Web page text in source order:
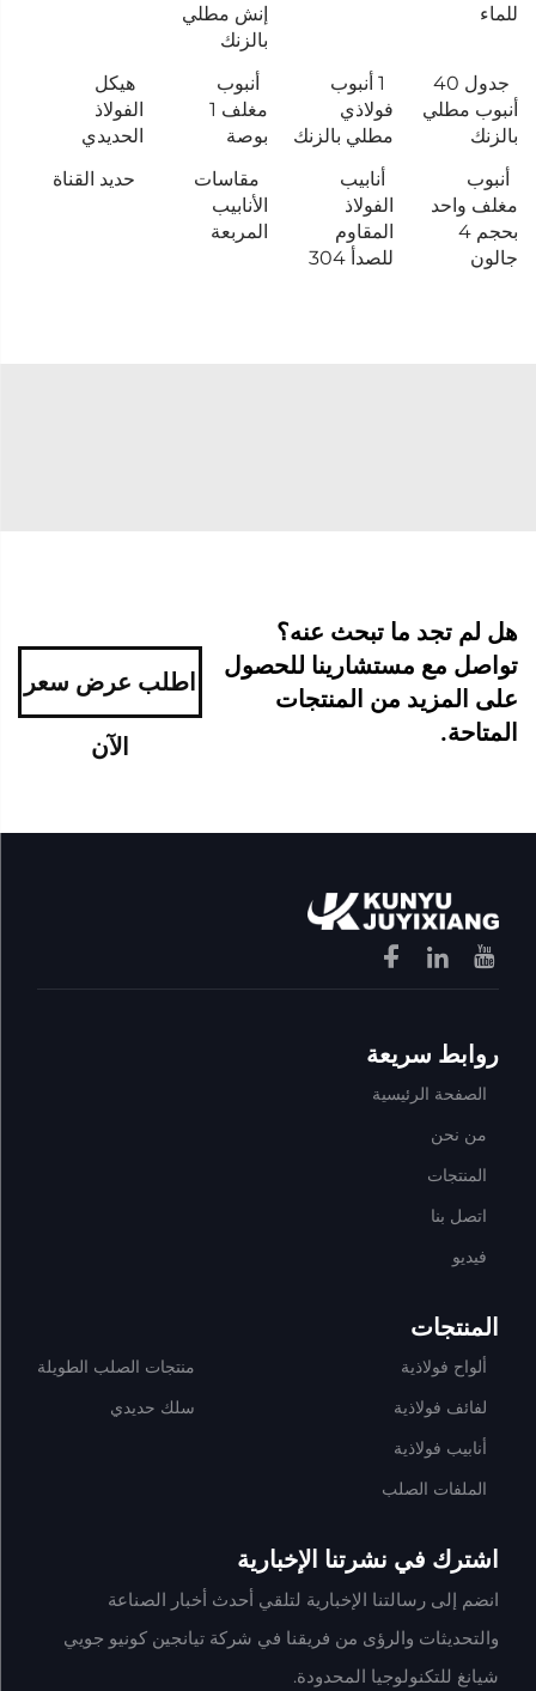
للماء
إنش مطلي
بالزنك
جدول 40
أنبوب مطلي
بالزنك
1 أنبوب
فولاذي
مطلي بالزنك
أنبوب
مغلف 1
بوصة
هيكل
الفولاذ
الحديدي
أنبوب
مغلف واحد
بحجم 4
جالون
أنابيب
الفولاذ
المقاوم
للصدأ 304
مقاسات
الأنابيب
المربعة
حديد القناة
هل لم تجد ما تبحث عنه؟
تواصل مع مستشارينا للحصول
على المزيد من المنتجات
المتاحة.
اطلب عرض سعر
الآن
روابط سريعة
الصفحة الرئيسية
من نحن
المنتجات
اتصل بنا
فيديو
المنتجات
ألواح فولاذية
لفائف فولاذية
أنابيب فولاذية
الملفات الصلب
منتجات الصلب الطويلة
سلك حديدي
اشترك في نشرتنا الإخبارية
انضم إلى رسالتنا الإخبارية لتلقي أحدث أخبار الصناعة
والتحديثات والرؤى من فريقنا في شركة تيانجين كونيو جويي
شيانغ للتكنولوجيا المحدودة.